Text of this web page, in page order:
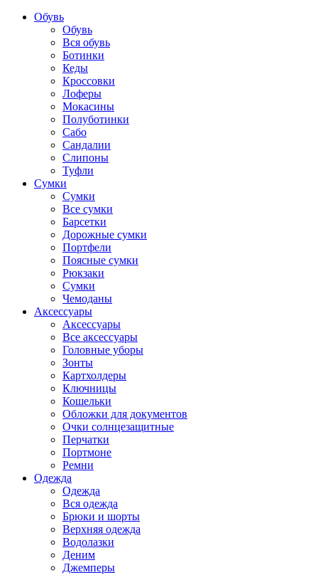
Обувь
Обувь
Вся обувь
Ботинки
Кеды
Кроссовки
Лоферы
Мокасины
Полуботинки
Сабо
Сандалии
Слипоны
Туфли
Сумки
Сумки
Все сумки
Барсетки
Дорожные сумки
Портфели
Поясные сумки
Рюкзаки
Сумки
Чемоданы
Аксессуары
Аксессуары
Все аксессуары
Головные уборы
Зонты
Картхолдеры
Ключницы
Кошельки
Обложки для документов
Очки солнцезащитные
Перчатки
Портмоне
Ремни
Одежда
Одежда
Вся одежда
Брюки и шорты
Верхняя одежда
Водолазки
Деним
Джемперы